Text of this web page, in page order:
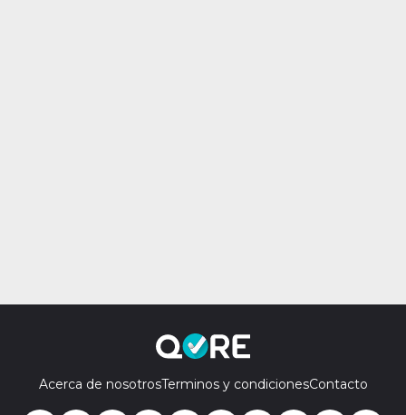
Acerca de nosotrosTerminos y condicionesContacto